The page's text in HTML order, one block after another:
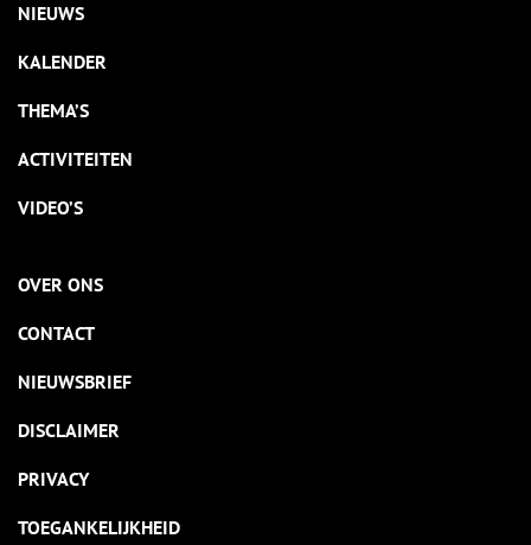
NIEUWS
KALENDER
THEMA’S
ACTIVITEITEN
VIDEO’S
OVER ONS
CONTACT
NIEUWSBRIEF
DISCLAIMER
PRIVACY
TOEGANKELIJKHEID